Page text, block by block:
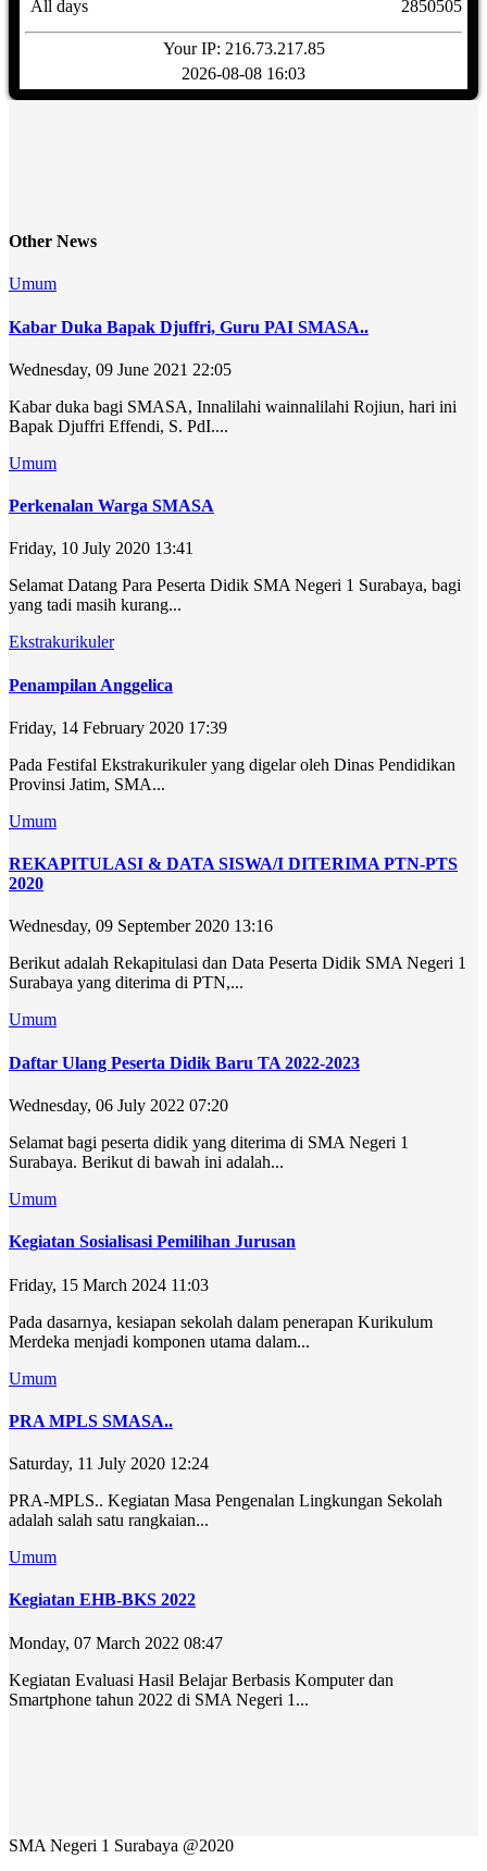
All days 2850505
Your IP: 216.73.217.85
2026-08-08 16:03
Other News
Umum
Kabar Duka Bapak Djuffri, Guru PAI SMASA..
Wednesday, 09 June 2021 22:05
Kabar duka bagi SMASA, Innalilahi wainnalilahi Rojiun, hari ini
Bapak Djuffri Effendi, S. PdI....
Umum
Perkenalan Warga SMASA
Friday, 10 July 2020 13:41
Selamat Datang Para Peserta Didik SMA Negeri 1 Surabaya, bagi
yang tadi masih kurang...
Ekstrakurikuler
Penampilan Anggelica
Friday, 14 February 2020 17:39
Pada Festifal Ekstrakurikuler yang digelar oleh Dinas Pendidikan
Provinsi Jatim, SMA...
Umum
REKAPITULASI & DATA SISWA/I DITERIMA PTN-PTS
2020
Wednesday, 09 September 2020 13:16
Berikut adalah Rekapitulasi dan Data Peserta Didik SMA Negeri 1
Surabaya yang diterima di PTN,...
Umum
Daftar Ulang Peserta Didik Baru TA 2022-2023
Wednesday, 06 July 2022 07:20
Selamat bagi peserta didik yang diterima di SMA Negeri 1
Surabaya. Berikut di bawah ini adalah...
Umum
Kegiatan Sosialisasi Pemilihan Jurusan
Friday, 15 March 2024 11:03
Pada dasarnya, kesiapan sekolah dalam penerapan Kurikulum
Merdeka menjadi komponen utama dalam...
Umum
PRA MPLS SMASA..
Saturday, 11 July 2020 12:24
PRA-MPLS.. Kegiatan Masa Pengenalan Lingkungan Sekolah
adalah salah satu rangkaian...
Umum
Kegiatan EHB-BKS 2022
Monday, 07 March 2022 08:47
Kegiatan Evaluasi Hasil Belajar Berbasis Komputer dan
Smartphone tahun 2022 di SMA Negeri 1...
SMA Negeri 1 Surabaya @2020